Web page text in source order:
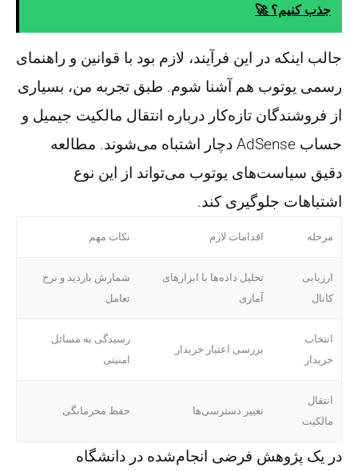
جذب کنیم؟ 🚀
جالب اینکه در این فرآیند، لازم بود با قوانین و راهنمای
رسمی یوتوب هم آشنا شوم. طبق تجربه من، بسیاری
از فروشندگان تازه‌کار درباره انتقال مالکیت جیمیل و
حساب AdSense دچار اشتباه می‌شوند. مطالعه
دقیق سیاست‌های یوتوب می‌تواند از این نوع
اشتباهات جلوگیری کند.
مرحله اقدامات لازم نکات مهم
ارزیابی
کانال
تحلیل داده‌ها با ابزارهای
آماری
شمارش بازدید و نرخ
تعامل
انتخاب
خریدار
بررسی اعتبار خریدار
رسیدگی به مسائل
امنیتی
انتقال
مالکیت
تغییر دسترسی‌ها حفظ محرمانگی
در یک پژوهش فرضی انجام‌شده در دانشگاه